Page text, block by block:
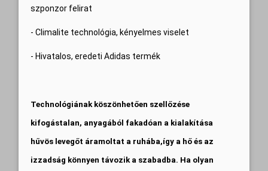
szponzor felirat
- Climalite technológia, kényelmes viselet
- Hivatalos, eredeti Adidas termék
Technológiának köszönhetően szellőzése
kifogástalan, anyagából fakadóan a kialakítása
hűvös levegőt áramoltat a ruhába,így a hő és az
izzadság könnyen távozik a szabadba. Ha olyan